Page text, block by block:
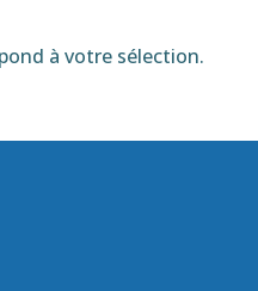
à votre sélection.